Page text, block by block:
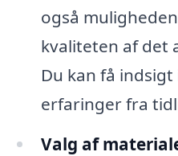
også
kvaliteten af det
Du kan få
erfaringer fra
Valg af